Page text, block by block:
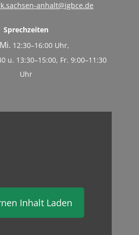
anhalt@igbce.de
Sprechzeiten
12:30–16:00 Uhr,
u. 13:30–15:00, Fr. 9:00–11:30
Uhr
Inhalt Laden